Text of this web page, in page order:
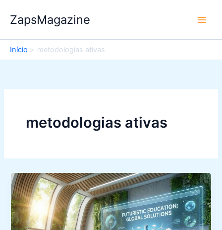
para
conteúdo
ZapsMagazine
Início metodologias ativas
metodologias ativas